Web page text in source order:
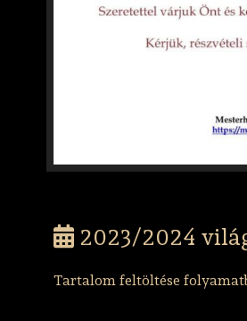
2023/2024
Tartalom feltöltése